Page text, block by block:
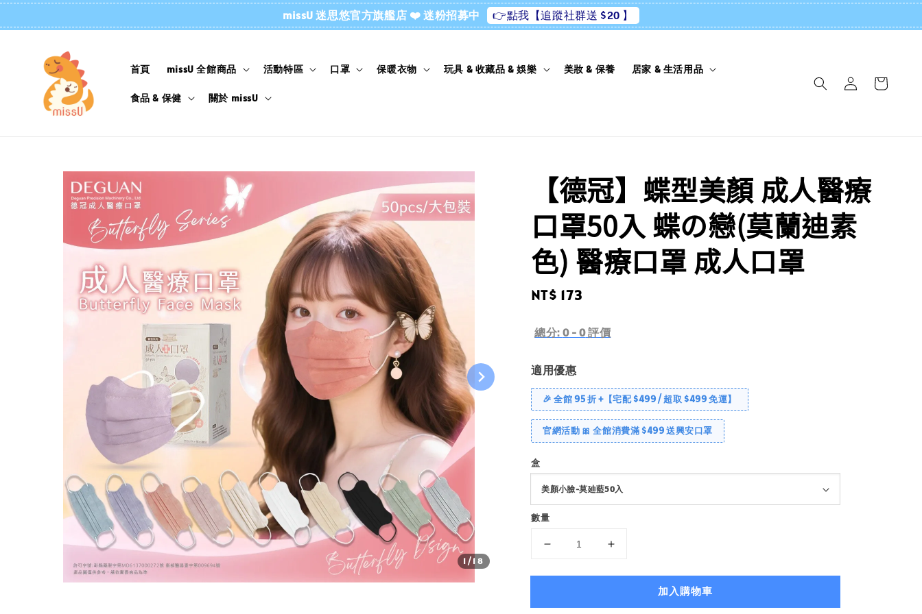
missU 迷思悠官方旗艦店 ❤️ 迷粉招募中 👉點我【追蹤社群送 $20 】
首頁 missU 全館商品 活動特區 口罩 保暖衣物 玩具 & 收藏品 & 娛樂 美妝 & 保養 居家 & 生活用品
食品 & 保健 關於 missU
1/18
【德冠】蝶型美顏 成人醫療
口罩50入 蝶の戀(莫蘭迪素
色) 醫療口罩 成人口罩
Regular
NT$ 173
總分: 0-0評價
適用優惠
🎉 全館 95 折 +【宅配 $499 / 超取 $499 免運】
官網活動 🎀 全館消費滿 $499 送興安口罩
盒
數量
加入購物車